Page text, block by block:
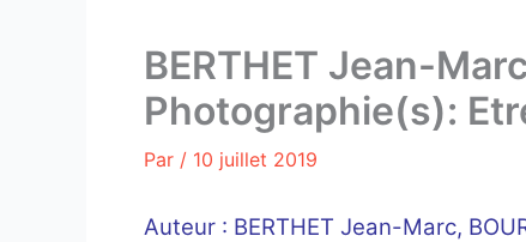
BERTHET Jean-
Photographie(s):
Par / 10 juillet 2019
Auteur : BERTHET Jean-Marc,